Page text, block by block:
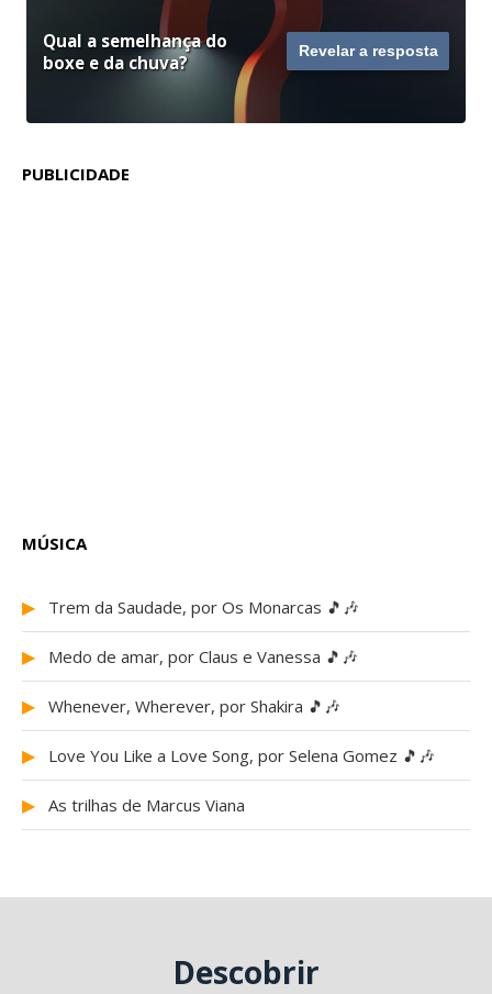
Qual a semelhança do
boxe e da chuva?
Revelar a resposta
PUBLICIDADE
MÚSICA
▶ Trem da Saudade, por Os Monarcas 🎵🎶
▶ Medo de amar, por Claus e Vanessa 🎵🎶
▶ Whenever, Wherever, por Shakira 🎵🎶
▶ Love You Like a Love Song, por Selena Gomez 🎵🎶
▶ As trilhas de Marcus Viana
Descobrir